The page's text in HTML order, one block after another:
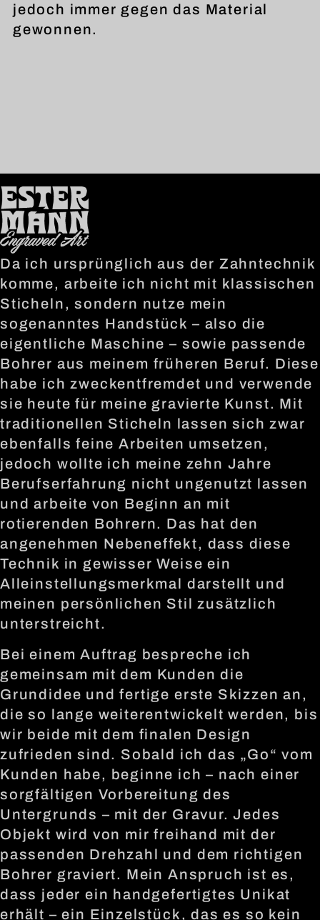
jedoch immer gegen das Material
gewonnen.
Da ich ursprünglich aus der Zahntechnik
komme, arbeite ich nicht mit klassischen
Sticheln, sondern nutze mein
sogenanntes Handstück – also die
eigentliche Maschine – sowie passende
Bohrer aus meinem früheren Beruf. Diese
habe ich zweckentfremdet und verwende
sie heute für meine gravierte Kunst. Mit
traditionellen Sticheln lassen sich zwar
ebenfalls feine Arbeiten umsetzen,
jedoch wollte ich meine zehn Jahre
Berufserfahrung nicht ungenutzt lassen
und arbeite von Beginn an mit
rotierenden Bohrern. Das hat den
angenehmen Nebeneffekt, dass diese
Technik in gewisser Weise ein
Alleinstellungsmerkmal darstellt und
meinen persönlichen Stil zusätzlich
unterstreicht.
Bei einem Auftrag bespreche ich
gemeinsam mit dem Kunden die
Grundidee und fertige erste Skizzen an,
die so lange weiterentwickelt werden, bis
wir beide mit dem finalen Design
zufrieden sind. Sobald ich das „Go“ vom
Kunden habe, beginne ich – nach einer
sorgfältigen Vorbereitung des
Untergrunds – mit der Gravur. Jedes
Objekt wird von mir freihand mit der
passenden Drehzahl und dem richtigen
Bohrer graviert. Mein Anspruch ist es,
dass jeder ein handgefertigtes Unikat
erhält – ein Einzelstück, das es so kein